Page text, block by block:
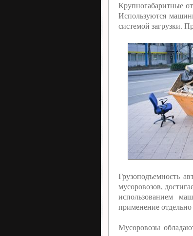
Крупногабаритные
Используются
системой загрузки.
Грузоподъемность
мусоровозов,
использованием
применение отдельно
Мусоровозы